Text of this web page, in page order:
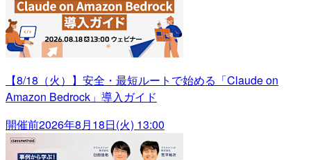
【8/18（火）】安全・最短ルートで始める「Claude on
Amazon Bedrock」導入ガイド
開催前2026年8月18日(火) 13:00